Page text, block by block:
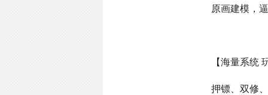
原画建模，
【海量系统
押镖、双修